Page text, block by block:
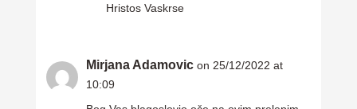
Hristos Vaskrse
Mirjana Adamovic on 25/12/2022 at
10:09